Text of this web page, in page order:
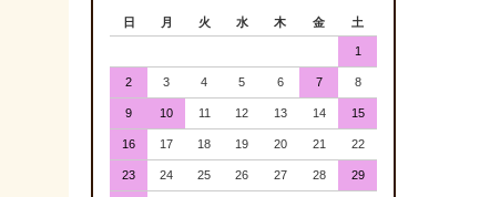
日 月 火 水 木 金 土
1
2 3 4 5 6 7 8
9 10 11 12 13 14 15
16 17 18 19 20 21 22
23 24 25 26 27 28 29